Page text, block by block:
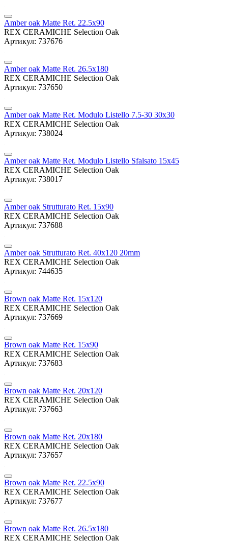
Amber oak Matte Ret. 22.5x90
REX CERAMICHE Selection Oak
Артикул: 737676
Amber oak Matte Ret. 26.5x180
REX CERAMICHE Selection Oak
Артикул: 737650
Amber oak Matte Ret. Modulo Listello 7.5-30 30x30
REX CERAMICHE Selection Oak
Артикул: 738024
Amber oak Matte Ret. Modulo Listello Sfalsato 15x45
REX CERAMICHE Selection Oak
Артикул: 738017
Amber oak Strutturato Ret. 15x90
REX CERAMICHE Selection Oak
Артикул: 737688
Amber oak Strutturato Ret. 40x120 20mm
REX CERAMICHE Selection Oak
Артикул: 744635
Brown oak Matte Ret. 15x120
REX CERAMICHE Selection Oak
Артикул: 737669
Brown oak Matte Ret. 15x90
REX CERAMICHE Selection Oak
Артикул: 737683
Brown oak Matte Ret. 20x120
REX CERAMICHE Selection Oak
Артикул: 737663
Brown oak Matte Ret. 20x180
REX CERAMICHE Selection Oak
Артикул: 737657
Brown oak Matte Ret. 22.5x90
REX CERAMICHE Selection Oak
Артикул: 737677
Brown oak Matte Ret. 26.5x180
REX CERAMICHE Selection Oak